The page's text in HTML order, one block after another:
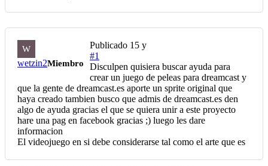
W
wetzin2Miembro
Publicado 15 y
#1
Disculpen quisiera buscar ayuda para
crear un juego de peleas para dreamcast y
que la gente de dreamcast.es aporte un sprite original que
haya creado tambien busco que admis de dreamcast.es den
algo de ayuda gracias el que se quiera unir a este proyecto
hare una pag en facebook gracias ;) luego les dare
informacion
El videojuego en si debe considerarse tal como el arte que es